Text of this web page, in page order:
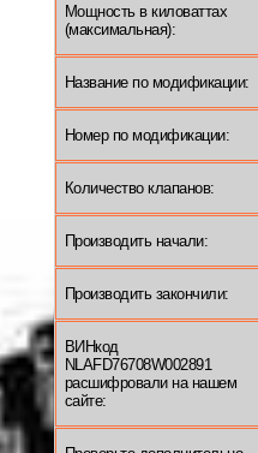
Мощность в киловаттах
(максимальная):
Название по модификации:
Номер по модификации:
Количество клапанов:
Производить начали:
Производить закончили:
ВИНкод
NLAFD76708W002891
расшифровали на нашем
сайте: